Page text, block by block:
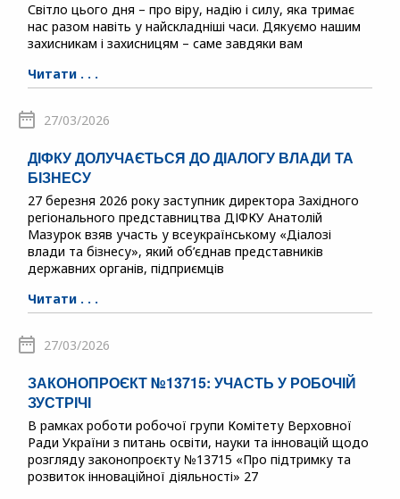
Світло цього дня – про віру, надію і силу, яка тримає
нас разом навіть у найскладніші часи. Дякуємо нашим
захисникам і захисницям – саме завдяки вам
Читати . . .
27/03/2026
ДІФКУ ДОЛУЧАЄТЬСЯ ДО ДІАЛОГУ ВЛАДИ ТА
БІЗНЕСУ
27 березня 2026 року заступник директора Західного
регіонального представництва ДІФКУ Анатолій
Мазурок взяв участь у всеукраїнському «Діалозі
влади та бізнесу», який об’єднав представників
державних органів, підприємців
Читати . . .
27/03/2026
ЗАКОНОПРОЄКТ №13715: УЧАСТЬ У РОБОЧІЙ
ЗУСТРІЧІ
В рамках роботи робочої групи Комітету Верховної
Ради України з питань освіти, науки та інновацій щодо
розгляду законопроєкту №13715 «Про підтримку та
розвиток інноваційної діяльності» 27